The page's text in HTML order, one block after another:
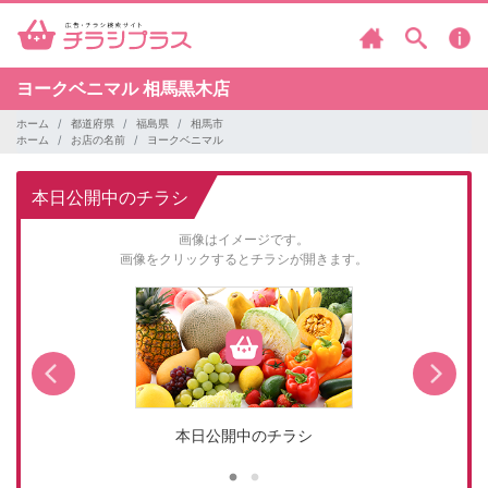
ヨークベニマル相馬黒木店
ホーム 都道府県 福島県
相馬市
ホーム
お店の名前 ヨークベニマル
本日公開中のチラシ
画像はイメージです。
画像をクリックするとチラシが開きます。
本日公開中のチラシ